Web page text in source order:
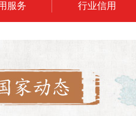
服务 行业信用